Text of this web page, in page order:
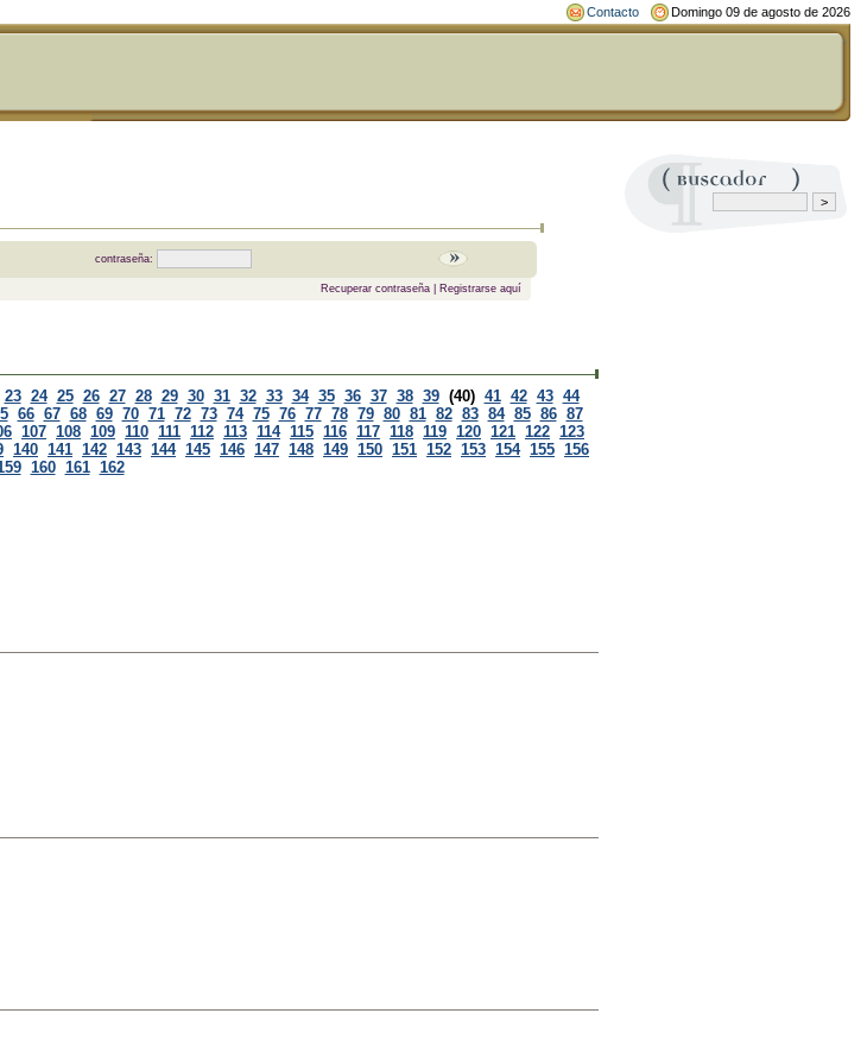
Contacto Domingo 09 de agosto de 2026
contraseña:
Recuperar contraseña| Registrarse aquí
23 24 25 26 27 28 29 30 31 32 33 34 35 36 37 38 39 (40) 41 42 43 44
66 67 68 69 70 71 72 73 74 75 76 77 78 79 80 81 82 83 84 85 86 87
107 108 109 110 111 112 113 114 115 116 117 118 119 120 121 122 123
140 141 142 143 144 145 146 147 148 149 150 151 152 153 154 155 156
160 161 162